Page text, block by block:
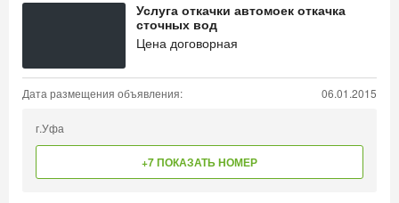
Услуга откачки автомоек откачка
сточных вод
Цена договорная
Дата размещения объявления: 06.01.2015
г.Уфа
+7 ПОКАЗАТЬ НОМЕР